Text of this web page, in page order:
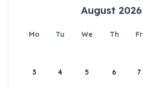
August 2026
Mo Tu We Th Fr
3 4 5 6 7